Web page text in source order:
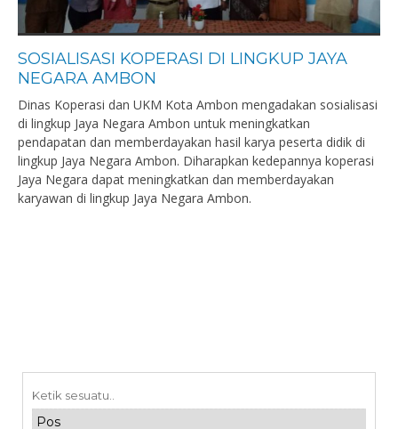
SOSIALISASI KOPERASI DI LINGKUP JAYA
NEGARA AMBON
Dinas Koperasi dan UKM Kota Ambon mengadakan sosialisasi
di lingkup Jaya Negara Ambon untuk meningkatkan
pendapatan dan memberdayakan hasil karya peserta didik di
lingkup Jaya Negara Ambon. Diharapkan kedepannya koperasi
Jaya Negara dapat meningkatkan dan memberdayakan
karyawan di lingkup Jaya Negara Ambon.